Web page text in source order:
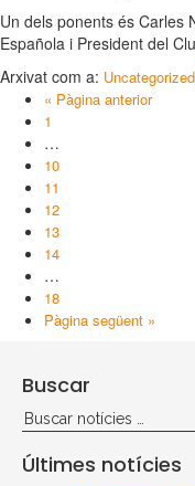
Un dels ponents és Carles
Española i President del
Arxivat com a:
« Pàgina anterior
1
…
10
11
12
13
14
…
18
Pàgina següent »
Buscar
Últimes notícies